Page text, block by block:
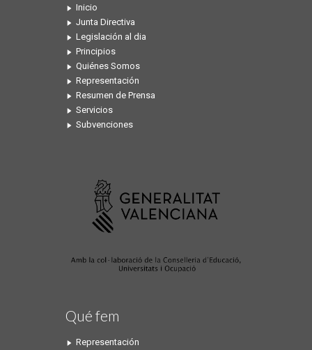
Inicio
Junta Directiva
Legislación al dia
Principios
Quiénes Somos
Representación
Resumen de Prensa
Servicios
Subvenciones
Qué fem
Representación